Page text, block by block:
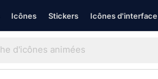
Icônes Stickers Icônes d'interface